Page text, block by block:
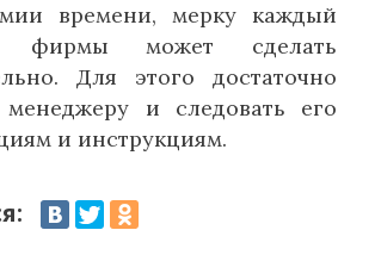
времени, мерку каждый
фирмы может сделать
Для этого достаточно
менеджеру и следовать его
и инструкциям.